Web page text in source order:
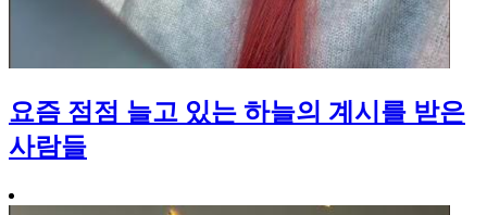
요즘 점점 늘고 있는 하늘의 계시를 받은
사람들